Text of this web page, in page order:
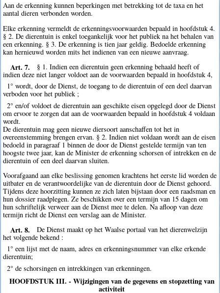
Aan de erkenning kunnen beperkingen met betrekking tot de taxa en het
aantal dieren verbonden worden.
Elke erkenning vermeldt de erkenningsvoorwaarden bepaald in hoofdstuk 4.
§ 2. De dierentuin is enkel toegankelijk voor het publiek na het behalen van
een erkenning. § 3. De erkenning is tien jaar geldig. Bedoelde erkenning
kan hernieuwd worden mits het indienen van een nieuwe aanvraag.
Art. 7.
§ 1. Indien een dierentuin geen erkenning behaald heeft of
indien deze niet langer voldoet aan de voorwaarden bepaald in hoofdstuk 4,
1° wordt, door de Dienst, de toegang to de dierentuin of een deel daarvan
verboden voor het publiek ;
2° en/of voldoet de dierentuin aan geschikte eisen opgelegd door de Dienst
om ervoor te zorgen dat aan de voorwaarden bepaald in hoofdstuk 4 voldaan
wordt.
De dierentuin mag geen nieuwe diersoort aanschaffen tot het in
overeenstemming brengen ervan. § 2. Indien niet voldaan wordt aan de eisen
bedoeld in paragraaf 1 binnen de door de Dienst gestelde termijn van ten
hoogste twee jaar, kan de Minister de erkenning schorsen of intrekken en de
dierentuin of een deel daarvan sluiten.
Voorafgaand aan elke beslissing genomen krachtens het eerste lid worden de
uitbater en de verantwoordelijke van de dierentuin door de Dienst gehoord.
Tijdens deze hoorzitting kunnen ze zich laten bijstaan door een raadsman en
hun dossier raadplegen. Ze beschikken over een termijn van 15 dagen om
hun schriftelijk verweer aan de Dienst mee te delen. Na afloop van deze
termijn richt de Dienst een verslag aan de Minister.
Art. 8.
De Dienst maakt op het Waalse portaal van het dierenwelzijn
het volgende bekend :
1° een lijst met de naam, adres en erkenningsnummer van elke erkende
dierentuin;
2° de schorsingen en intrekkingen van erkenningen.
HOOFDSTUK III. - Wijzigingen van de gegevens en stopzetting van
activiteit